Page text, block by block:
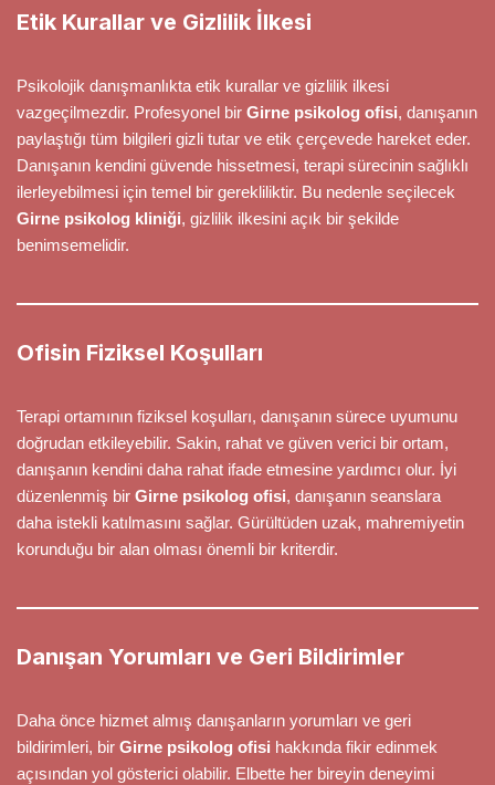
Etik Kurallar ve Gizlilik İlkesi
Psikolojik danışmanlıkta etik kurallar ve gizlilik ilkesi
vazgeçilmezdir. Profesyonel bir Girne psikolog ofisi, danışanın
paylaştığı tüm bilgileri gizli tutar ve etik çerçevede hareket eder.
Danışanın kendini güvende hissetmesi, terapi sürecinin sağlıklı
ilerleyebilmesi için temel bir gerekliliktir. Bu nedenle seçilecek
Girne psikolog kliniği, gizlilik ilkesini açık bir şekilde
benimsemelidir.
Ofisin Fiziksel Koşulları
Terapi ortamının fiziksel koşulları, danışanın sürece uyumunu
doğrudan etkileyebilir. Sakin, rahat ve güven verici bir ortam,
danışanın kendini daha rahat ifade etmesine yardımcı olur. İyi
düzenlenmiş bir Girne psikolog ofisi, danışanın seanslara
daha istekli katılmasını sağlar. Gürültüden uzak, mahremiyetin
korunduğu bir alan olması önemli bir kriterdir.
Danışan Yorumları ve Geri Bildirimler
Daha önce hizmet almış danışanların yorumları ve geri
bildirimleri, bir Girne psikolog ofisi hakkında fikir edinmek
açısından yol gösterici olabilir. Elbette her bireyin deneyimi